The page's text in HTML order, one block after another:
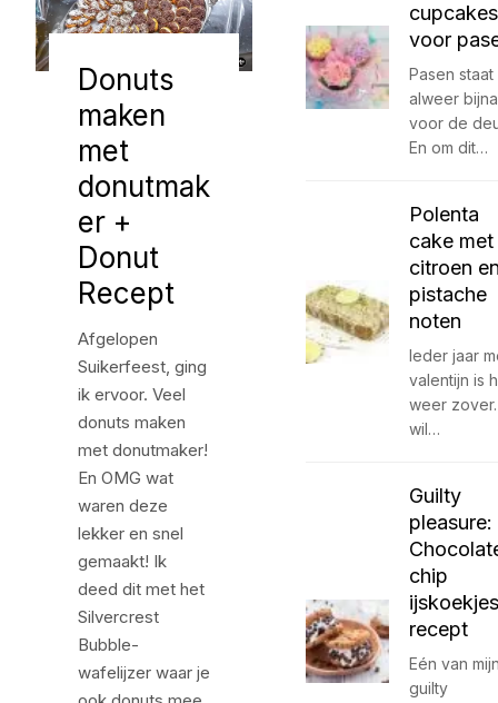
Donuts
maken
met
donutmak
er +
Donut
Recept
Afgelopen
Suikerfeest, ging
ik ervoor. Veel
donuts maken
met donutmaker!
En OMG wat
waren deze
lekker en snel
gemaakt! Ik
deed dit met het
Silvercrest
Bubble-
wafelijzer waar je
cupcakes
voor
Pasen staat
alweer bijna
voor de
En om dit…
Polenta
cake met
citroen
pistache
noten
Ieder jaar
valentijn is
weer
wil…
Guilty
pleasure:
chip
ijskoekjes
recept
Eén van
guilty